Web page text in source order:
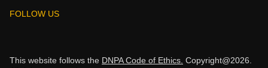
FOLLOW US
This website follows the DNPA Code of Ethics. Copyright@2026.